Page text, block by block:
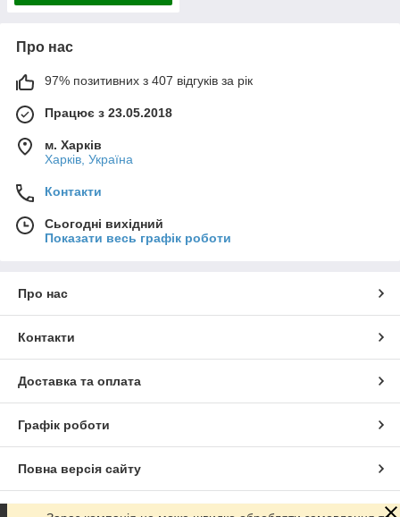
Про нас
97% позитивних з 407 відгуків за рік
Працює з 23.05.2018
м. Харків
Харків, Україна
Контакти
Сьогодні вихідний
Показати весь графік роботи
Про нас
Контакти
Доставка та оплата
Графік роботи
Повна версія сайту
Сайт створено на маркетплейсіProm.ua